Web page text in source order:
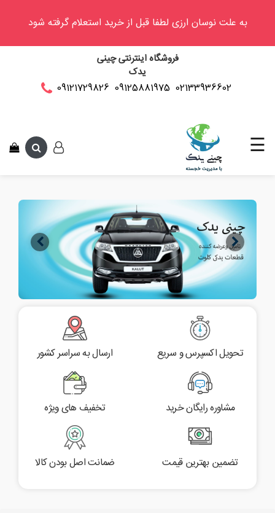
به علت نوسان ارزی لطفا قبل از خرید استعلام گرفته شود
فروشگاه اینترنتی چینی
یدک
02133936602
09125881975
09121729826
وینگل
سی
کاپرا
☰
تحویل اکسپرس و سریع ارسال به سراسر کشور
مشاوره رایگان خرید تخفیف های ویژه
تضمین بهترین قیمت ضمانت اصل بودن کالا